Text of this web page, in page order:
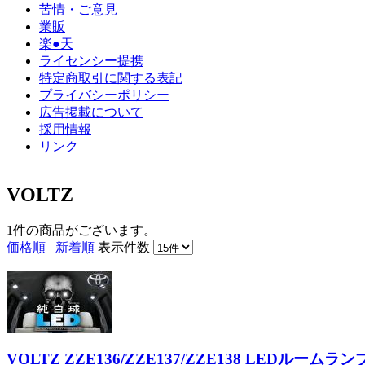
苦情・ご意見
業販
楽●天
ライセンシー提携
特定商取引に関する表記
プライバシーポリシー
広告掲載について
採用情報
リンク
VOLTZ
1件の商品がございます。
価格順
新着順 表示件数
VOLTZ ZZE136/ZZE137/ZZE138 LEDルームラン